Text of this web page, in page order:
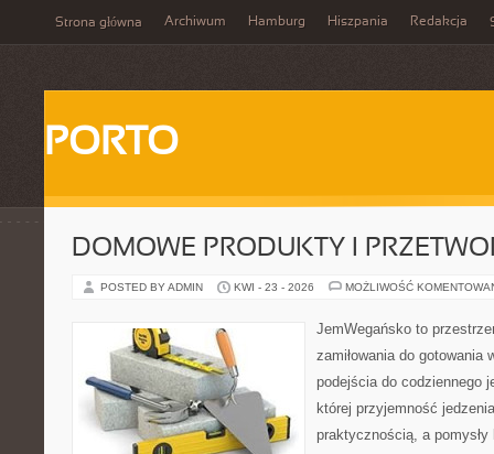
Strona główna Archiwum Hamburg Hiszpania Redakcja
PORTO
DOMOWE PRODUKTY I
POSTED BY ADMIN KWI - 23 - 2026 MOŻLIWOŚĆ
JemWegańsko to
zamiłowania do gotowania
podejścia do codziennego
której przyjemność
praktycznością, a